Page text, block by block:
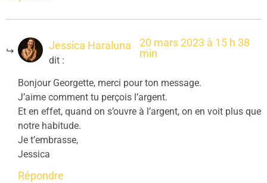
Jessica Haraluna
dit :
20 mars 2023 à 15 h 38
min
Bonjour Georgette, merci pour ton message.
J’aime comment tu perçois l’argent.
Et en effet, quand on s’ouvre à l’argent, on en voit plus que
notre habitude.
Je t’embrasse,
Jessica
Répondre